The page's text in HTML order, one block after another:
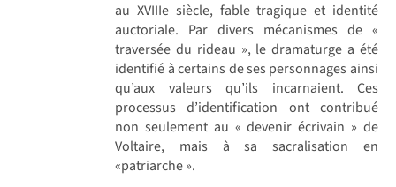
au XVIIIe siècle, fable tragique et identité
auctoriale. Par divers mécanismes de «
traversée du rideau », le dramaturge a été
identifié à certains de ses personnages ainsi
qu’aux valeurs qu’ils incarnaient. Ces
processus d’identification ont contribué
non seulement au « devenir écrivain » de
Voltaire, mais à sa sacralisation en
«patriarche ».